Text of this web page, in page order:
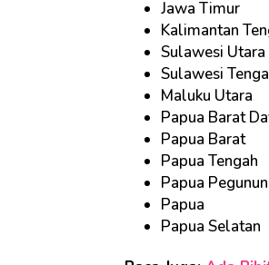
Jawa Timur
Kalimantan
Sulawesi Utara
Sulawesi
Maluku Utara
Papua Barat
Papua Barat
Papua Tengah
Papua
Papua
Papua Selatan